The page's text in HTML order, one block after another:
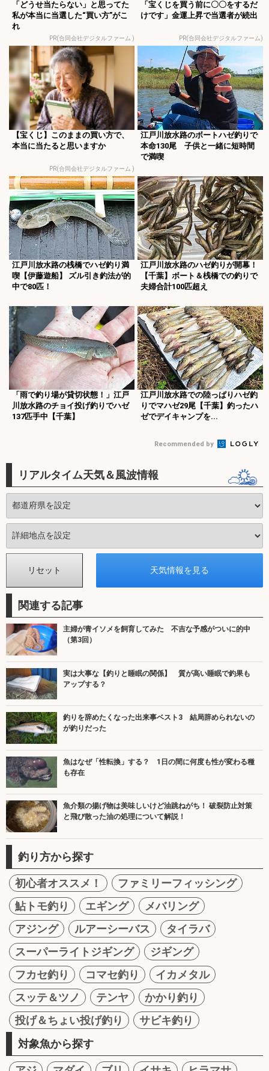
「どうせ当たらない」と思ってた
私が本当に当選した“買い方”がこ
れ
PR(合同会社デジタルファーム )
「宝くじを買う前に〇〇をするだ
けです」金運上昇で当選者が続出
PR(合同会社デジタルファーム)
【宝くじ】このままの買い方で、
本当に当たると思いますか
PR(合同会社デジタルファーム )
江戸川放水路のボートハゼ釣りで
本命130尾 子供と一緒に短時間
で満喫
江戸川放水路の桟橋でハゼ釣り満
喫【伊藤遊船】 ズル引き釣法が的
中で80匹！
江戸川放水路のハゼ釣りが開幕！
【千葉】ボート＆桟橋での釣りで
夫婦合計100匹超え
「雨で釣り場が貸切状態！」江戸
川放水路のチョイ投げ釣りでハゼ
137匹手中【千葉】
江戸川放水路での陸っぱりハゼ釣
りでマハゼ29尾【千葉】釣ったハ
ゼでデイキャンプを...
Recommended by
リアルタイム天気＆風波情報
関連する記事
主婦が青イソメを飼育してみた 不吉な予感がついに的中
（第3回）
実は大事な【釣りと睡眠の関係】 質が高い睡眠で釣果も
アップする？
釣りを辞めたくなった出来事ベスト3 結局辞められないの
が釣りだった
魚はなぜ「性転換」する？ 1日の間に何度も性が変わる種
も存在
魚介類の揚げ物は美味しいけど油跳ねがち！ 破裂防止対策
と飛び散った油の処理について解説！
釣り方から探す
初心者オススメ！
ファミリーフィッシング
鮎トモ釣り
エギング
メバリング
アジング
ルアーシーバス
タイラバ
スーパーライトジギング
ジギング
フカセ釣り
コマセ釣り
イカメタル
スッテ＆ツノ
テンヤ
かかり釣り
投げ＆ちょい投げ釣り
サビキ釣り
対象魚から探す